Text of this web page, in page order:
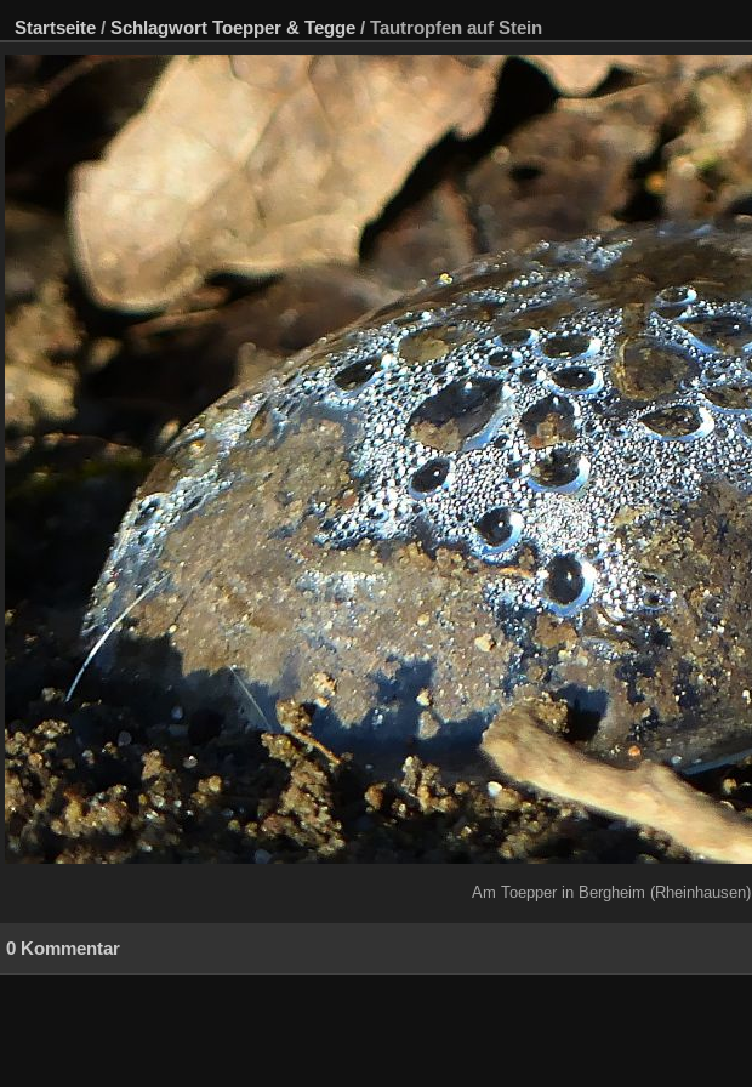
Startseite / Schlagwort Toepper & Tegge / Tautropfen auf Stein
Am Toepper in Bergheim (Rheinhausen)
0 Kommentar